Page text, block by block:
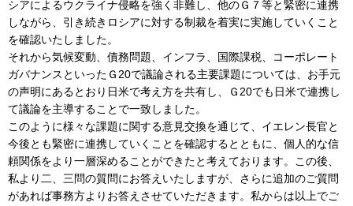
シアによるウクライナ侵略を強く非難し、他のＧ７等と緊密に連携
しながら、引き続きロシアに対する制裁を着実に実施していくこと
を確認いたしました。
それから気候変動、債務問題、インフラ、国際課税、コーポレート
ガバナンスといったＧ20で議論される主要課題については、お手元
の声明にあるとおり日米で考え方を共有し、Ｇ20でも日米で連携し
て議論を主導することで一致しました。
このように様々な課題に関する意見交換を通じて、イエレン長官と
今後とも緊密に連携していくことを確認するとともに、個人的な信
頼関係をより一層深めることができたと考えております。この後、
私より二、三問の質問にお答えいたしますが、さらに追加のご質問
があれば事務方よりお答えさせていただきます。私からは以上でご